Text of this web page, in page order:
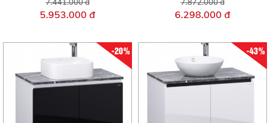
5.953.000 đ 6.298.000 đ
-20% -43%